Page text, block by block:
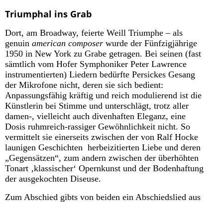
Triumphal ins Grab
Dort, am Broadway, feierte Weill Triumphe – als
genuin american composer wurde der Fünfzigjährige
1950 in New York zu Grabe getragen. Bei seinen (fast
sämtlich vom Hofer Symphoniker Peter Lawrence
instrumentierten) Liedern bedürfte Persickes Gesang
der Mikrofone nicht, deren sie sich bedient:
Anpassungsfähig kräftig und reich modulierend ist die
Künstlerin bei Stimme und unterschlägt, trotz aller
damen-, vielleicht auch divenhaften Eleganz, eine
Dosis ruhmreich-rassiger Gewöhnlichkeit nicht. So
vermittelt sie einerseits zwischen der von Ralf Hocke
launigen Geschichten herbeizitierten Liebe und deren
„Gegensätzen“, zum andern zwischen der überhöhten
Tonart ‚klassischer‘ Opernkunst und der Bodenhaftung
der ausgekochten Diseuse.
Zum Abschied gibts von beiden ein Abschiedslied aus